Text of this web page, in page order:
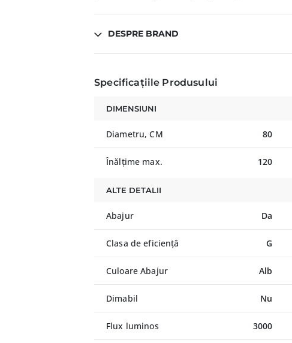
DESPRE BRAND
Specificațiile Produsului
DIMENSIUNI
Diametru, CM 80
Înălțime max. 120
ALTE DETALII
Abajur Da
Clasa de eficiență G
Culoare Abajur Alb
Dimabil Nu
Flux luminos 3000